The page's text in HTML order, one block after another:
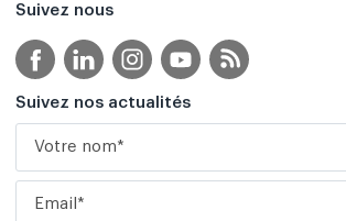
Suivez nous
Suivez nos actualités